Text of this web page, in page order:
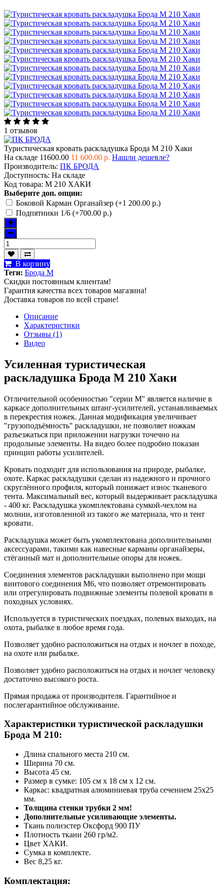
1 отзывов
Туристическая кровать раскладушка Брода М 210 Хаки
На складе 11600.00 11 600.00 р. Нашли дешевле?
Производитель: ПК БРОДА
Доступность: На складе
Код товара: М 210 ХАКИ
Выберите доп. опции:
Боковой Карман Органайзер (+1 200.00 р.)
Подпятники 1/6 (+700.00 р.)
В корзину
Теги: Брода М
Скидки постоянным клиентам!
Гарантия качества всех товаров магазина!
Доставка товаров по всей стране!
Описание
Характеристики
Отзывы (1)
Видео
Усиленная туристическая
раскладушка Брода М 210 Хаки
Отличительной особенностью "серии М" является наличие в
каркасе дополнительных штанг-усилителей, устанавливаемых
в перекрестия ножек. Данная модификация увеличивает
"грузоподъёмность" раскладушки, не позволяет ножкам
разъезжаться при приложении нагрузки точечно на
продольные элементы. На видео более подробно показан
принцип работы усилителей.
Кровать подходит для использования на природе, рыбалке,
охоте. Каркас раскладушки сделан из надежного и прочного
скруглённого профиля, который понижает износ тканевого
тента. Максимальный вес, который выдерживает раскладушка
- 400 кг. Раскладушка укомплектована сумкой-чехлом на
молнии, изготовленной из такого же материала, что и тент
кровати.
Раскладушка может быть укомплектована дополнительными
аксессуарами, такими как навесные карманы органайзеры,
стёганный мат и дополнительные опоры для ножек.
Соединения элементов раскладушки выполнено при мощи
винтового соединения М6, что позволяет отремонтировать
или отрегулировать подвижные элементы полевой кровати в
походных условиях.
Используется в туристических поездках, полевых выходах, на
охота, рыбалке в любое время года.
Позволяет удобно расположиться на отдых и ночлег в походе,
на охоте или рыбалке.
Позволяет удобно расположиться на отдых и ночлег человеку
достаточно высокого роста.
Прямая продажа от производителя. Гарантийное и
послегарантийное обслуживание.
Характеристики туристической раскладушки
Брода М 210:
Длина спального места 210 см.
Ширина 70 см.
Высота 45 см.
Размер в сумке: 105 см х 18 см х 12 см.
Каркас: квадратная алюминиевая труба сечением 25х25
мм.
Толщина стенки трубки 2 мм!
Дополнительные усиливающие элементы.
Ткань полиэcтер Оксфорд 900 ПУ
Плотность ткани 260 гр/м2.
Цвет ХАКИ.
Сумка в комплекте.
Вес 8,25 кг.
Комплектация: